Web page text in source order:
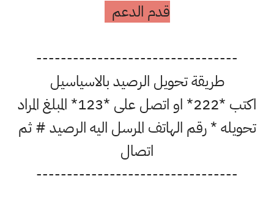
قدم الدعم
---------------------------------
طريقة تحويل الرصيد بالاسياسيل
اكتب *222* او اتصل على *123* المبلغ المراد
تحويله * رقم الهاتف المرسل اليه الرصيد # ثم
اتصال
---------------------------------